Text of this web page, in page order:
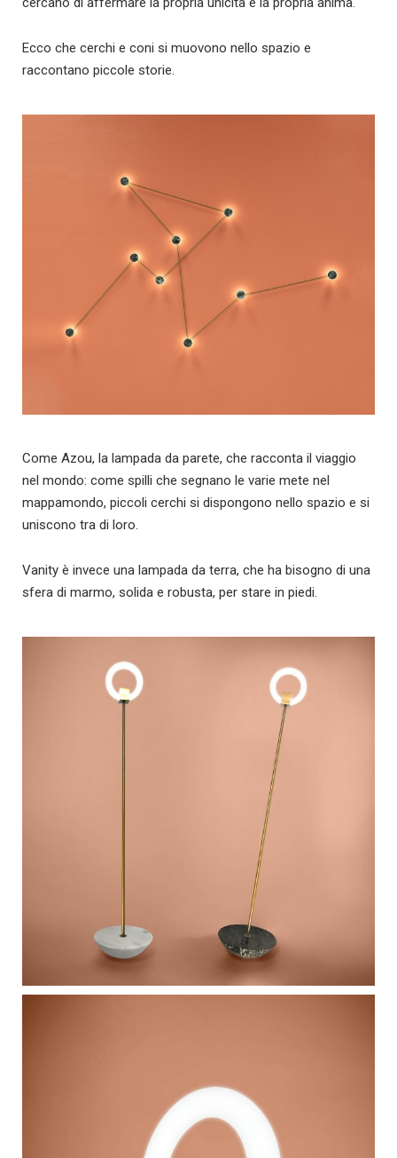
Ecco che cerchi e coni si muovono nello spazio e
raccontano piccole storie.
Come Azou, la lampada da parete, che racconta il viaggio
nel mondo: come spilli che segnano le varie mete nel
mappamondo, piccoli cerchi si dispongono nello spazio e si
uniscono tra di loro.
Vanity è invece una lampada da terra, che ha bisogno di una
sfera di marmo, solida e robusta, per stare in piedi.